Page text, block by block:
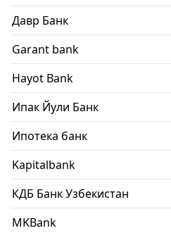
Давр Банк
Garant bank
Hayot Bank
Ипак Йули Банк
Ипотека банк
Kapitalbank
КДБ Банк Узбекистан
MKBank